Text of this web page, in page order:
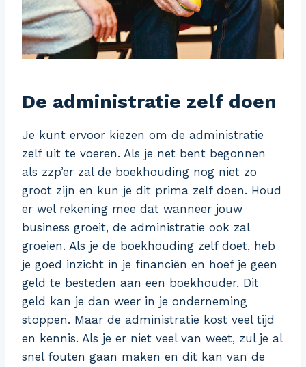
De administratie zelf doen
Je kunt ervoor kiezen om de administratie
zelf uit te voeren. Als je net bent begonnen
als zzp’er zal de boekhouding nog niet zo
groot zijn en kun je dit prima zelf doen. Houd
er wel rekening mee dat wanneer jouw
business groeit, de administratie ook zal
groeien. Als je de boekhouding zelf doet, heb
je goed inzicht in je financiën en hoef je geen
geld te besteden aan een boekhouder. Dit
geld kan je dan weer in je onderneming
stoppen. Maar de administratie kost veel tijd
en kennis. Als je er niet veel van weet, zul je al
snel fouten gaan maken en dit kan van de